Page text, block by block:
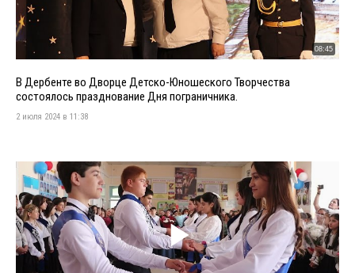
08:45
В Дербенте во Дворце Детско-Юношеского Творчества
состоялось празднование Дня пограничника.
2 июля 2024 в 11:38